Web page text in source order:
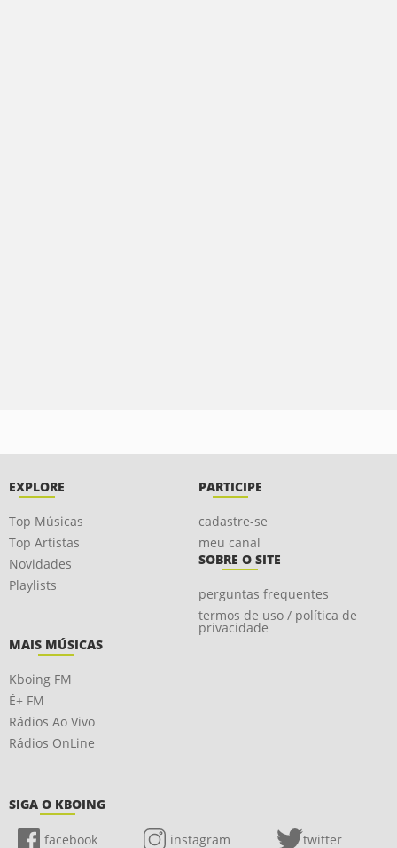
EXPLORE
Top Músicas
Top Artistas
Novidades
Playlists
PARTICIPE
cadastre-se
meu canal
SOBRE O SITE
perguntas frequentes
termos de uso / política de
privacidade
MAIS MÚSICAS
Kboing FM
É+ FM
Rádios Ao Vivo
Rádios OnLine
SIGA O KBOING
facebook instagram twitter